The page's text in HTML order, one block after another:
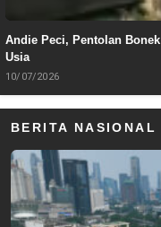
Andie Peci, Pentolan
Usia
10/07/2026
BERITA NASIONAL